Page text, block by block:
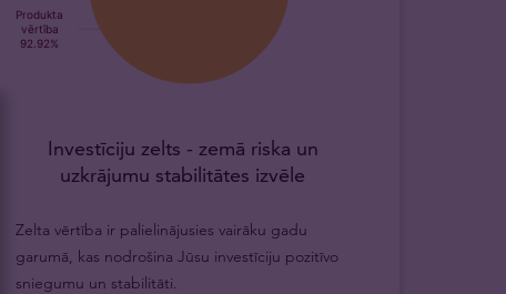
Investīciju zelts - zemā riska un
uzkrājumu stabilitātes izvēle
Zelta vērtība ir palielinājusies vairāku gadu
garumā, kas nodrošina Jūsu investīciju pozitīvo
sniegumu un stabilitāti.